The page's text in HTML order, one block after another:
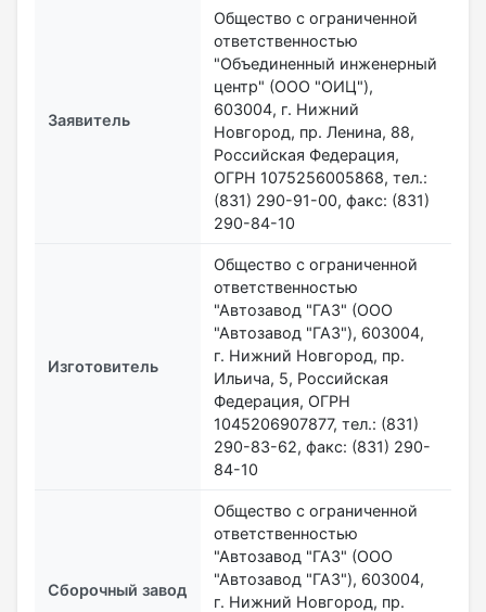
Заявитель
Общество с ограниченной
ответственностью
"Объединенный инженерный
центр" (ООО "ОИЦ"),
603004, г. Нижний
Новгород, пр. Ленина, 88,
Российская Федерация,
ОГРН 1075256005868, тел.:
(831) 290-91-00, факс: (831)
290-84-10
Изготовитель
Общество с ограниченной
ответственностью
"Автозавод "ГАЗ" (ООО
"Автозавод "ГАЗ"), 603004,
г. Нижний Новгород, пр.
Ильича, 5, Российская
Федерация, ОГРН
1045206907877, тел.: (831)
290-83-62, факс: (831) 290-
84-10
Сборочный завод
Общество с ограниченной
ответственностью
"Автозавод "ГАЗ" (ООО
"Автозавод "ГАЗ"), 603004,
г. Нижний Новгород, пр.